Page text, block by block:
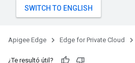
Apigee Edge Edge for Private Cloud
¿Te resultó útil?